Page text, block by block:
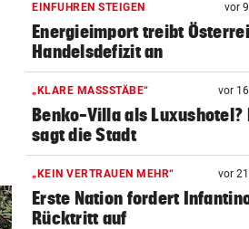
EINFUHREN STEIGEN vor
Energieimport treibt
Handelsdefizit an
„KLARE MASSSTÄBE“ vor
Benko-Villa als Luxushotel?
sagt die Stadt
„KEIN VERTRAUEN MEHR“ vor
Erste Nation fordert
Rücktritt auf